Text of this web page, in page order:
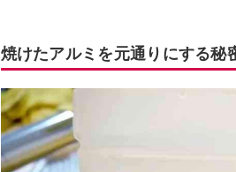
焼けたアルミを元通りにする秘